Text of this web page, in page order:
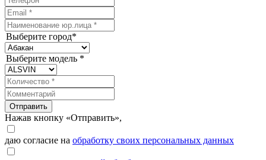
Выберите город*
Выберите модель *
Отправить
Нажав кнопку «Отправить»,
даю согласие на обработку своих персональных данных